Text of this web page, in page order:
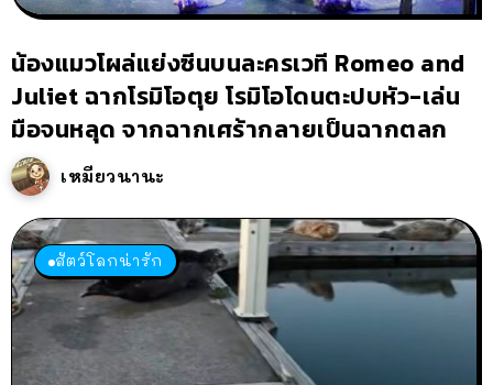
น้องแมวโผล่แย่งซีนบนละครเวที Romeo and
Juliet ฉากโรมิโอตุย โรมิโอโดนตะปบหัว-เล่น
มือจนหลุด จากฉากเศร้ากลายเป็นฉากตลก
เหมียวนานะ
สัตว์โลกน่ารัก